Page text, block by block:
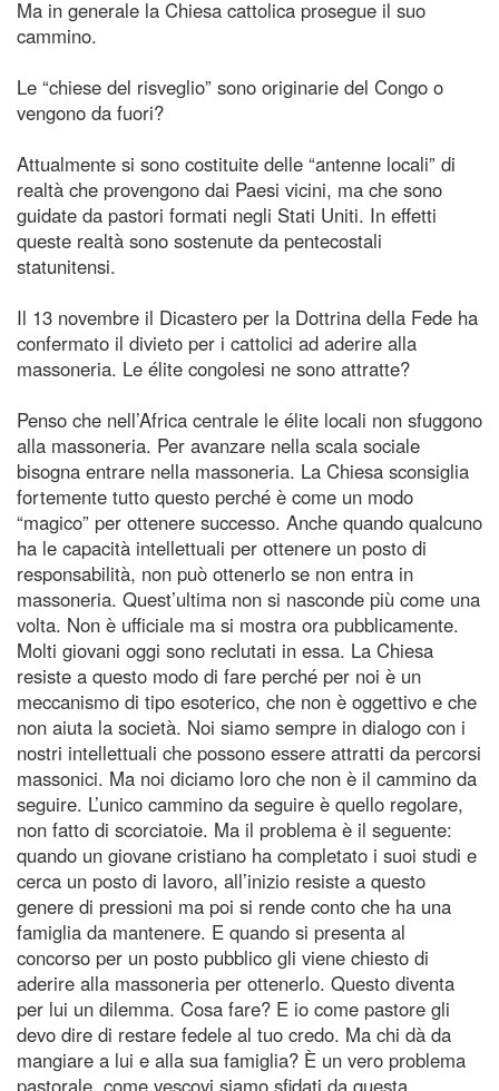
Ma in generale la Chiesa cattolica prosegue il suo
cammino.
Le “chiese del risveglio” sono originarie del Congo o
vengono da fuori?
Attualmente si sono costituite delle “antenne locali” di
realtà che provengono dai Paesi vicini, ma che sono
guidate da pastori formati negli Stati Uniti. In effetti
queste realtà sono sostenute da pentecostali
statunitensi.
Il 13 novembre il Dicastero per la Dottrina della Fede ha
confermato il divieto per i cattolici ad aderire alla
massoneria. Le élite congolesi ne sono attratte?
Penso che nell’Africa centrale le élite locali non sfuggono
alla massoneria. Per avanzare nella scala sociale
bisogna entrare nella massoneria. La Chiesa sconsiglia
fortemente tutto questo perché è come un modo
“magico” per ottenere successo. Anche quando qualcuno
ha le capacità intellettuali per ottenere un posto di
responsabilità, non può ottenerlo se non entra in
massoneria. Quest’ultima non si nasconde più come una
volta. Non è ufficiale ma si mostra ora pubblicamente.
Molti giovani oggi sono reclutati in essa. La Chiesa
resiste a questo modo di fare perché per noi è un
meccanismo di tipo esoterico, che non è oggettivo e che
non aiuta la società. Noi siamo sempre in dialogo con i
nostri intellettuali che possono essere attratti da percorsi
massonici. Ma noi diciamo loro che non è il cammino da
seguire. L’unico cammino da seguire è quello regolare,
non fatto di scorciatoie. Ma il problema è il seguente:
quando un giovane cristiano ha completato i suoi studi e
cerca un posto di lavoro, all’inizio resiste a questo
genere di pressioni ma poi si rende conto che ha una
famiglia da mantenere. E quando si presenta al
concorso per un posto pubblico gli viene chiesto di
aderire alla massoneria per ottenerlo. Questo diventa
per lui un dilemma. Cosa fare? E io come pastore gli
devo dire di restare fedele al tuo credo. Ma chi dà da
mangiare a lui e alla sua famiglia? È un vero problema
pastorale, come vescovi siamo sfidati da questa